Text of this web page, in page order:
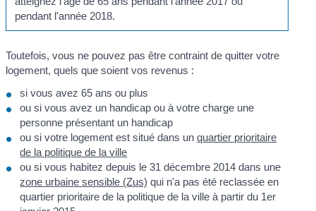
pendant l'année 2018.
Toutefois, vous ne pouvez pas être contraint de quitter votre
logement, quels que soient vos revenus :
si vous avez 65 ans ou plus
ou si vous avez un handicap ou à votre charge une
personne présentant un handicap
ou si votre logement est situé dans unquartier prioritaire
de la politique de la ville
ou si vous habitez depuis le 31 décembre 2014 dans une
zone urbaine sensible (Zus) qui n'a pas été reclassée en
quartier prioritaire de la politique de la ville à partir du 1er